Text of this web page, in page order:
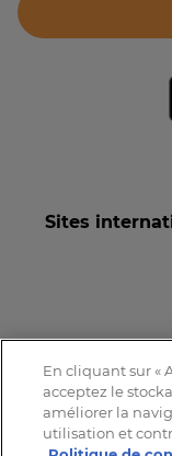
Sites
Tous droits
En cliquant sur «
acceptez le
améliorer la
utilisation et